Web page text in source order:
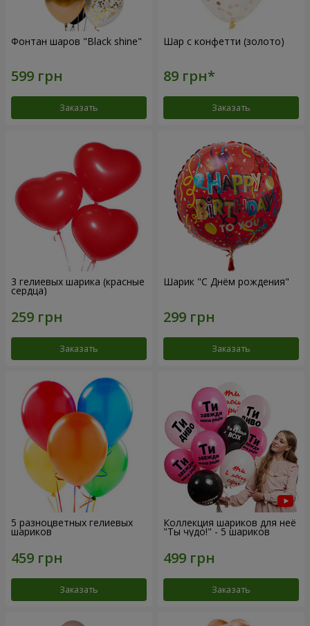
Фонтан шаров "Black shine"
Заказать
Шар с конфетти (золото)
Заказать
3 гелиевых шарика (красные
сердца)
Заказать
Шарик "С Днём рождения"
Заказать
5 разноцветных гелиевых
шариков
Заказать
Коллекция шариков для неё
"Ты чудо!" - 5 шариков
Заказать